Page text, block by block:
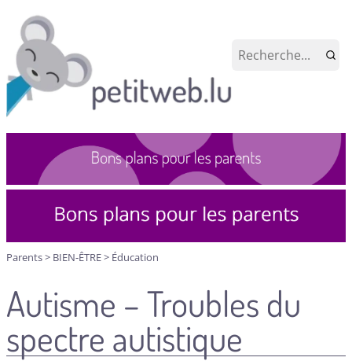
Parents> BIEN-ÊTRE> Éducation
Autisme – Troubles du
spectre autistique